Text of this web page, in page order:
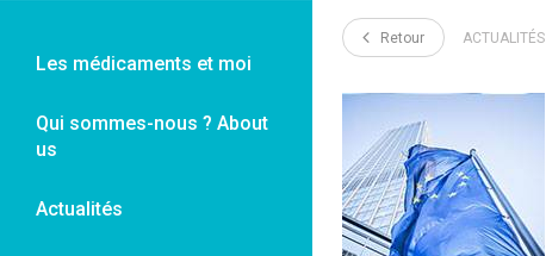
Les médicaments et moi
Qui sommes-nous ? About
us
Actualités
Retour ACTUALITÉS